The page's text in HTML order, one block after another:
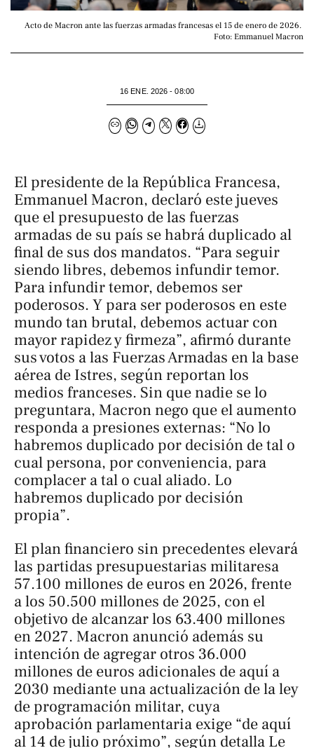
Acto de Macron ante las fuerzas armadas francesas el 15 de enero de 2026.
Foto: Emmanuel Macron
16 ENE. 2026 - 08:00
El presidente de la República Francesa,
Emmanuel Macron, declaró este jueves
que el presupuesto de las fuerzas
armadas de su país se habrá duplicado al
final de sus dos mandatos. “Para seguir
siendo libres, debemos infundir temor.
Para infundir temor, debemos ser
poderosos. Y para ser poderosos en este
mundo tan brutal, debemos actuar con
mayor rapidez y firmeza”, afirmó durante
sus votos a las Fuerzas Armadas en la base
aérea de Istres, según reportan los
medios franceses. Sin que nadie se lo
preguntara, Macron nego que el aumento
responda a presiones externas: “No lo
habremos duplicado por decisión de tal o
cual persona, por conveniencia, para
complacer a tal o cual aliado. Lo
habremos duplicado por decisión
propia”.
El plan financiero sin precedentes elevará
las partidas presupuestarias militaresa
57.100 millones de euros en 2026, frente
a los 50.500 millones de 2025, con el
objetivo de alcanzar los 63.400 millones
en 2027. Macron anunció además su
intención de agregar otros 36.000
millones de euros adicionales de aquí a
2030 mediante una actualización de la ley
de programación militar, cuya
aprobación parlamentaria exige “de aquí
al 14 de julio próximo”, según detalla Le